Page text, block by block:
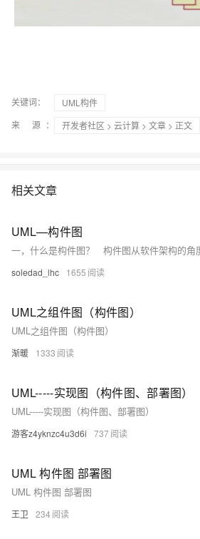
关键词：
UML构件
来 源：
开发者社区 > 云计算 > 文章 > 正文
相关文章
UML—构件图
soledad_lhc 1655
UML之组件图（构件图）
UML之组件图（构件图）
渐暖 1333
UML-----实现图（构件图、部署图）
UML-----实现图（构件图、部署图）
游客z4yknzc4u3d6i 737
UML 构件图 部署图
UML 构件图 部署图
王卫 234